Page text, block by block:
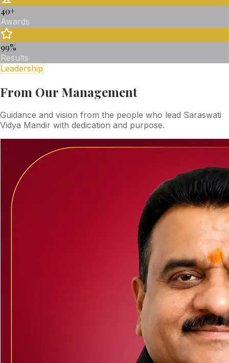
40+
Awards
99%
Results
Leadership
From Our Management
Guidance and vision from the people who lead Saraswati
Vidya Mandir with dedication and purpose.